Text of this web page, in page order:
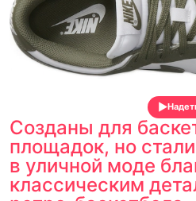
Созданы для
площадок, но
в уличной моде
классическим